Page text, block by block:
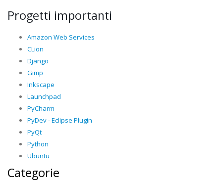
Progetti importanti
Amazon Web Services
CLion
Django
Gimp
Inkscape
Launchpad
PyCharm
PyDev - Eclipse Plugin
PyQt
Python
Ubuntu
Categorie